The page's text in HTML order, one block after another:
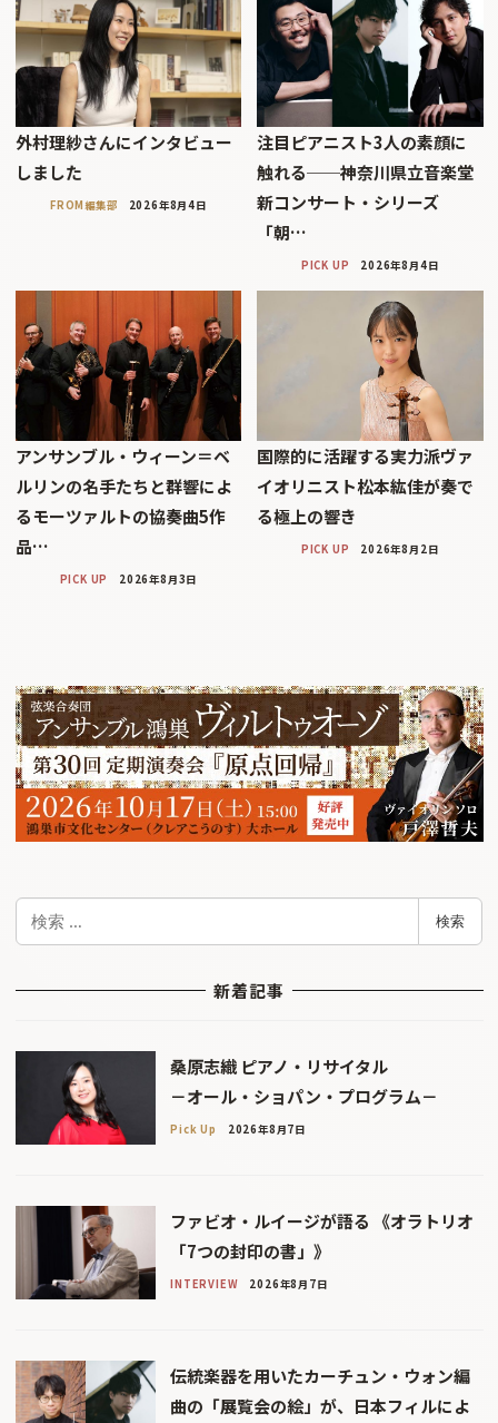
外村理紗さんにインタビュー
しました
FROM編集部 2026年8月4日
注目ピアニスト3人の素顔に
触れる──神奈川県立音楽堂
新コンサート・シリーズ
「朝…
PICK UP 2026年8月4日
アンサンブル・ウィーン＝ベ
ルリンの名手たちと群響によ
るモーツァルトの協奏曲5作
品…
PICK UP 2026年8月3日
国際的に活躍する実力派ヴァ
イオリニスト松本紘佳が奏で
る極上の響き
PICK UP 2026年8月2日
検
検索
新着記事
桑原志織 ピアノ・リサイタル
－オール・ショパン・プログラム－
Pick Up 2026年8月7日
ファビオ・ルイージが語る 《オラトリオ
「7つの封印の書」》
INTERVIEW 2026年8月7日
伝統楽器を用いたカーチュン・ウォン編
曲の「展覧会の絵」が、日本フィルによ